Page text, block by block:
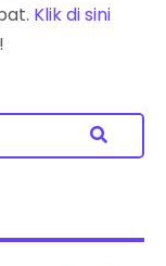
Klik di sini